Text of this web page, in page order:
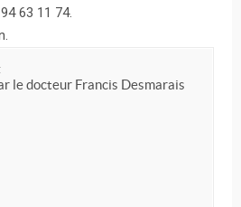
63 11 74.
le docteur Francis Desmarais